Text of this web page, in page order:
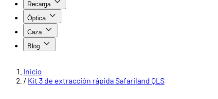
Recarga
Óptica
Caza
Blog
Inicio
/ Kit 3 de extracción rápida Safariland QLS